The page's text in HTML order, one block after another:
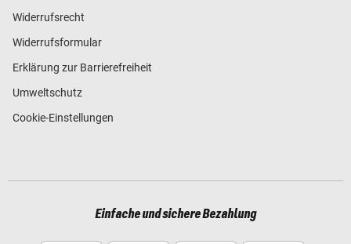
Widerrufsrecht
Widerrufsformular
Erklärung zur Barrierefreiheit
Umweltschutz
Cookie-Einstellungen
Einfache und sichere Bezahlung